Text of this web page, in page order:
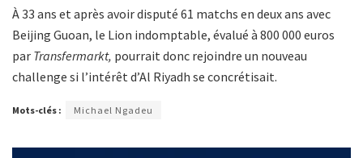
À 33 ans et après avoir disputé 61 matchs en deux ans avec
Beijing Guoan, le Lion indomptable, évalué à 800 000 euros
par Transfermarkt, pourrait donc rejoindre un nouveau
challenge si l’intérêt d’Al Riyadh se concrétisait.
Mots-clés : Michael Ngadeu